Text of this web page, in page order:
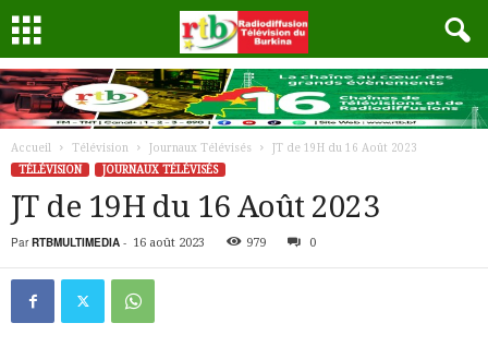
Accueil Télévision Journaux Télévisés
JT de 19H du 16 Août 2023
TÉLÉVISION
JOURNAUX TÉLÉVISÉS
JT de 19H du 16 Août 2023
Par RTBMULTIMEDIA - 16 août 2023 979 0